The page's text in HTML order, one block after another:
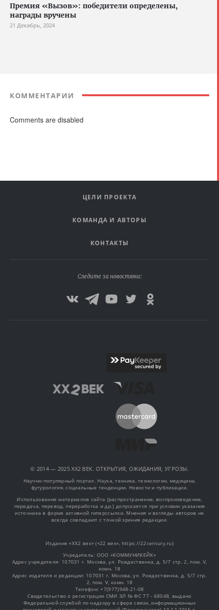
Премия «Вызов»: победители определены,
награды вручены
21 Декабрь, 2024
КОММЕНТАРИИ
Comments are disabled
ЦЕЛИ ПРОЕКТА
КОМАНДА И АВТОРЫ
КОНТАКТЫ
Следите за новостями:
© 2014 — 2025 XX2 ВЕК. ОТКРЫТИЯ, ОЖИДАНИЯ, УГРОЗЫ.
Научно-популярный портал. Наука, техника, технологии, медицина,
футурология, социальные тенденции. Новости и публикации.
Использование материалов сайта (распространение, воспроизведение,
передача, перевод, переработка и др.) допускается при условии указания
источника в форме активной гиперссылки. Мнения и взгляды авторов не
всегда совпадают с точкой зрения редакции.
Издание «XX2 век» («22 век», https://22century.ru)
Учредитель: OOO «КОММУНИКЕЙК»
Адрес учредителя: 107031 г. Москва, ул. Рождественка, д. 5/7 стр. 2, пом. V,
комн. 18
Адрес издателя и редакции: 107031 г. Москва, ул. Рождественка, д. 5/7 стр.
2, пом. V, комн. 18
Телефон: +7(977)948-21-08
Свидетельство о регистрации СМИ ЭЛ № ФС 77 - 68048, выдано
Федеральной службой по надзору в сфере связи, информационных